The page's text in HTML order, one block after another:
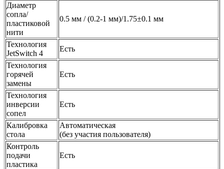
Диаметр
сопла/
пластиковой
нити
0.5 мм / (0.2-1 мм)/1.75±0.1 мм
Технология
JetSwitch 4
Есть
Технология
горячей
замены
Есть
Технология
инверсии
сопел
Есть
Калибровка
стола
Автоматическая
(без участия пользователя)
Контроль
подачи
пластика
Есть